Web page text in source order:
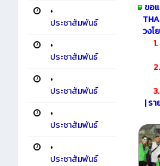
•
ประชาสัมพันธ์
•
ประชาสัมพันธ์
•
ประชาสัมพันธ์
•
ประชาสัมพันธ์
•
ประชาสัมพันธ์
ขอ
วงโ
สม
2. ร
สมเ
3. ร
|รา